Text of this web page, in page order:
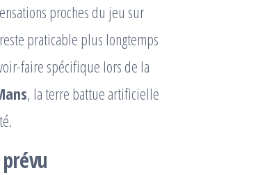
proches du jeu sur
praticable plus longtemps
faire spécifique lors de la
, la terre battue artificielle